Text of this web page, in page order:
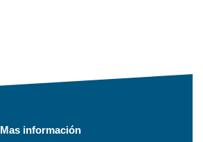
Mas información